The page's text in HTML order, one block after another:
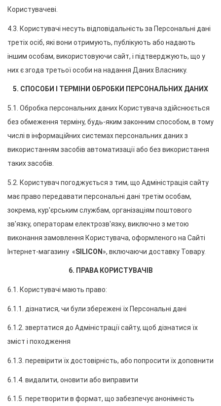
Користувачеві.
4.3. Користувачі несуть відповідальність за Персональні дані
третіх осіб, які вони отримують, публікують або надають
іншим особам, використовуючи сайт, і підтверджують, що у
них є згода третьої особи на надання Даних Власнику.
5. СПОСОБИ І ТЕРМІНИ ОБРОБКИ ПЕРСОНАЛЬНИХ ДАНИХ
5.1. Обробка персональних даних Користувача здійснюється
без обмеження терміну, будь-яким законним способом, в тому
числі в інформаційних системах персональних даних з
використанням засобів автоматизації або без використання
таких засобів.
5.2. Користувач погоджується з тим, що Адміністрація сайту
має право передавати персональні дані третім особам,
зокрема, кур'єрським службам, організаціям поштового
зв'язку, операторам електрозв'язку, виключно з метою
виконання замовлення Користувача, оформленого на Сайті
Інтернет-магазину  «SILICON», включаючи доставку Товару.
6. ПРАВА КОРИСТУВАЧІВ
6.1. Користувачі мають право:
6.1.1. дізнатися, чи були збережені їх Персональні дані
6.1.2. звертатися до Адміністрації сайту, щоб дізнатися їх
зміст і походження
6.1.3. перевірити їх достовірність, або попросити їх доповнити
6.1.4. видалити, оновити або виправити
6.1.5. перетворити в формат, що забезпечує анонімність